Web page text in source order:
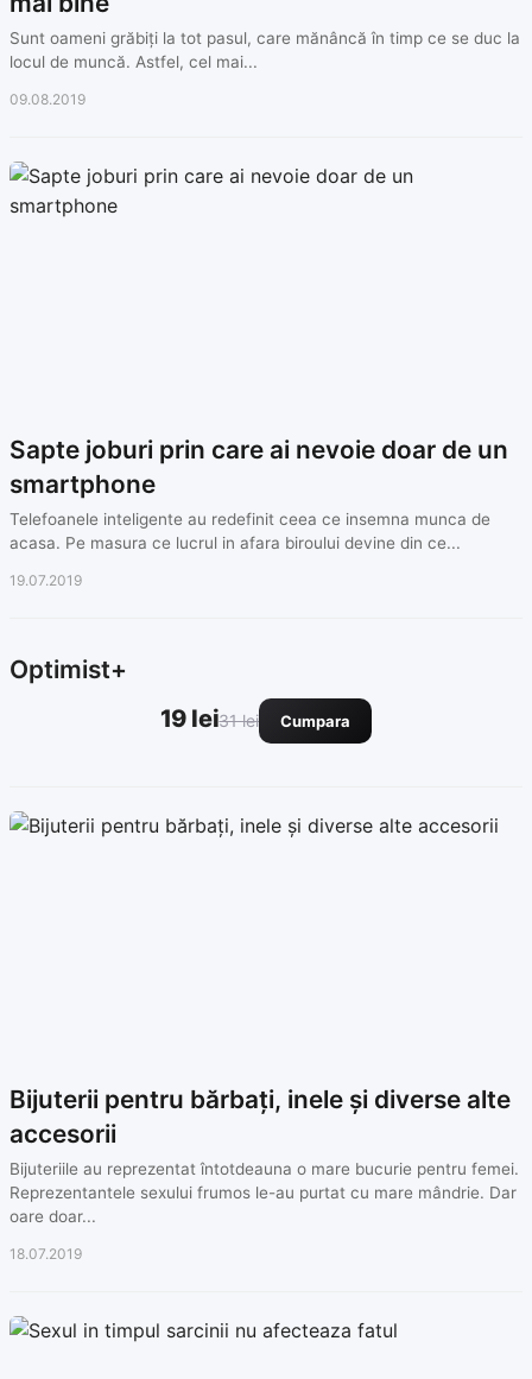
Sunt oameni grăbiți la tot pasul, care mănâncă în timp ce se duc la
locul de muncă. Astfel, cel mai...
09.08.2019
Sapte joburi prin care ai nevoie doar de un
smartphone
Telefoanele inteligente au redefinit ceea ce insemna munca de
acasa. Pe masura ce lucrul in afara biroului devine din ce...
19.07.2019
Optimist+
19 lei31 lei Cumpara
Bijuterii pentru bărbați, inele și diverse alte
accesorii
Bijuteriile au reprezentat întotdeauna o mare bucurie pentru femei.
Reprezentantele sexului frumos le-au purtat cu mare mândrie. Dar
oare doar...
18.07.2019